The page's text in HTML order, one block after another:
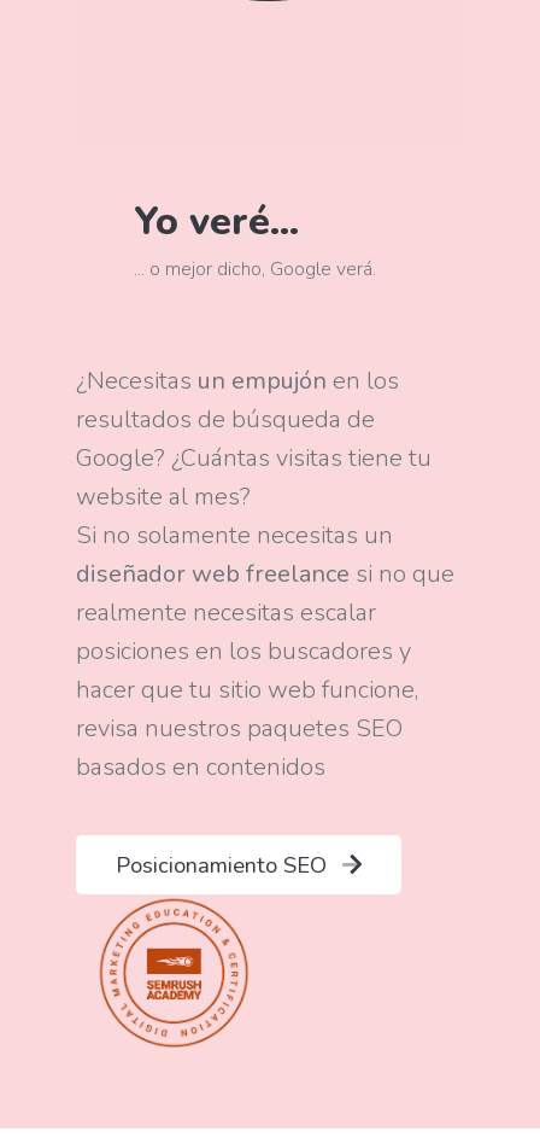
Yo veré...
... o mejor dicho, Google verá.
¿Necesitas un empujón en los
resultados de búsqueda de
Google? ¿Cuántas visitas tiene tu
website al mes?
Si no solamente necesitas un
diseñador web freelance si no que
realmente necesitas escalar
posiciones en los buscadores y
hacer que tu sitio web funcione,
revisa nuestros paquetes SEO
basados en contenidos
Posicionamiento SEO